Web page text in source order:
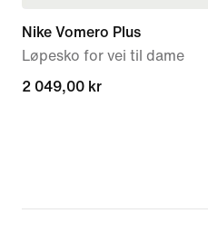
Nike Vomero Plus
Løpesko for vei til dame
2 049,00 kr
2 049,00 kr